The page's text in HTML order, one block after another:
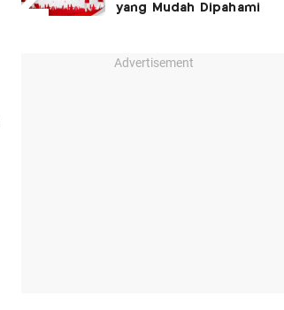
yang Mudah Dipahami
Advertisement